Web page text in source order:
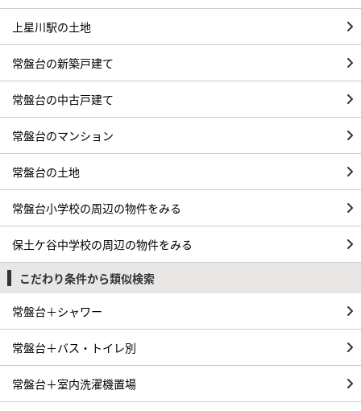
上星川駅の土地
常盤台の新築戸建て
常盤台の中古戸建て
常盤台のマンション
常盤台の土地
常盤台小学校の周辺の物件をみる
保土ケ谷中学校の周辺の物件をみる
こだわり条件から類似検索
常盤台＋シャワー
常盤台＋バス・トイレ別
常盤台＋室内洗濯機置場